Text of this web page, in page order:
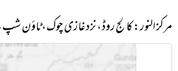
مرکز النور: کالج روڈ، نزد غازی چوک، ٹاؤن